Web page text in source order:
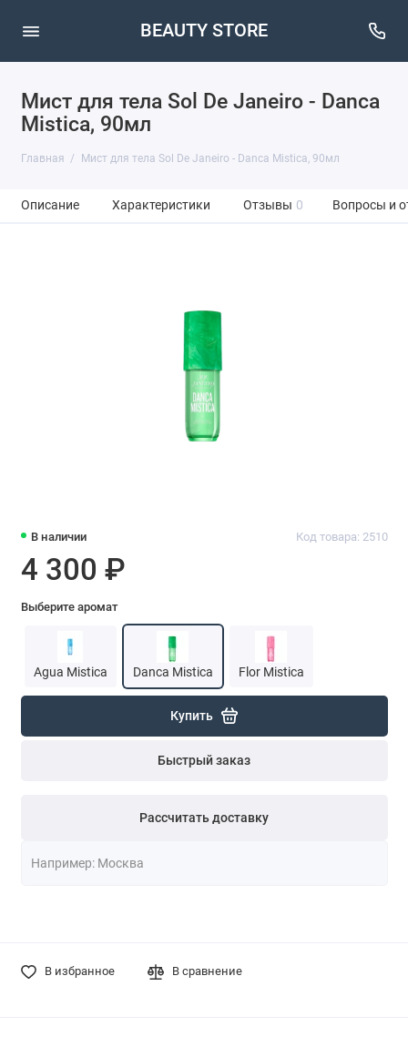
BEAUTY STORE
Мист для тела Sol De Janeiro - Danca
Mistica, 90мл
Главная Мист для тела Sol De Janeiro - Danca Mistica, 90мл
Описание Характеристики Отзывы 0 Вопросы и
В наличии Код товара: 2510
4 300 ₽
Выберите аромат
Agua Mistica Danca Mistica Flor Mistica
Купить
Быстрый заказ
Рассчитать доставку
В избранное В сравнение